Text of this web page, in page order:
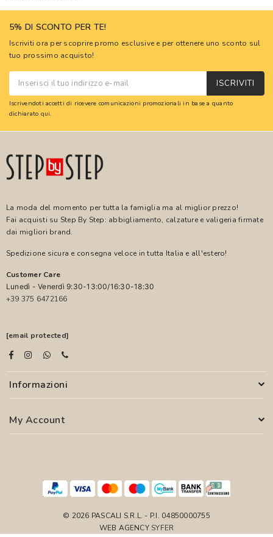
5% DI SCONTO PER TE!
Iscriviti ora per scoprire promo esclusive e per ottenere uno sconto sul
tuo prossimo acquisto!
ISCRIVITI
Iscrivendoti accetti di ricevere comunicazioni promozionali in base a quanto
dichiarato qui.
La moda del momento per tutta la famiglia ma al miglior prezzo!
Fai acquisti su Step By Step: abbigliamento, calzature e valigeria firmate
dai migliori brand.
Spedizione sicura e consegna veloce in tutta Italia e all'estero!
Customer Care
Lunedì - Venerdì 9:30-13:00/16:30-18:30
+39 375 6472166
[email protected]
Informazioni
My Account
© 2026 PASCALI S.R.L. - P.I. 04850000755
WEB AGENCY SYFER